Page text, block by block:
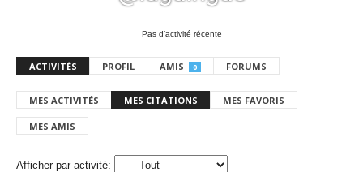
Pas d’activité récente
ACTIVITÉS PROFIL AMIS 0 FORUMS
MES ACTIVITÉS MES CITATIONS MES FAVORIS
MES AMIS
Afficher par activité: